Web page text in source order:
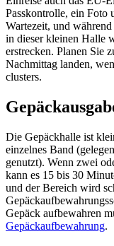
Passkontrolle, ein Foto
Wartezeit, und
in dieser kleinen Halle
erstrecken. Planen Sie
Nachmittag landen,
clusters.
Die Gepäckhalle ist
einzelnes Band
genutzt). Wenn zwei
kann es 15 bis 30
und der Bereich wird
Gepäck aufbewahren
Gepäckaufbewahrung.